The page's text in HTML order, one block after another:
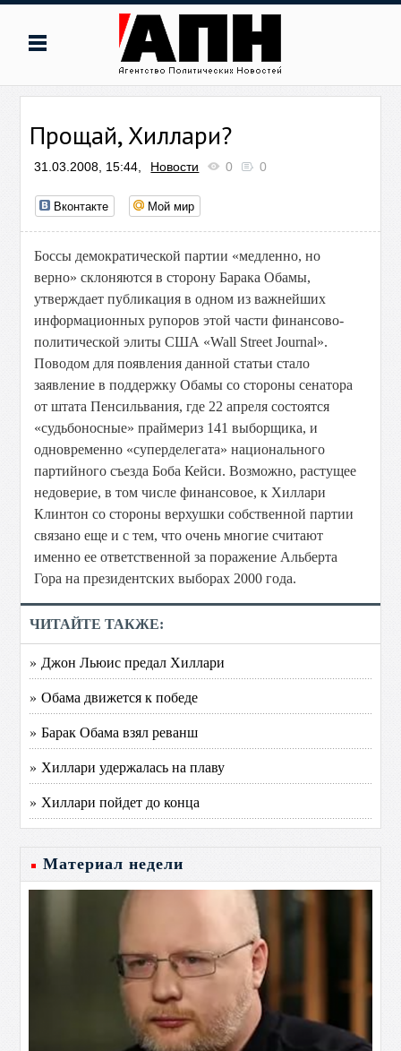
Прощай, Хиллари?
31.03.2008, 15:44, Новости 0 0
Вконтакте Мой мир
Боссы демократической партии «медленно, но
верно» склоняются в сторону Барака Обамы,
утверждает публикация в одном из важнейших
информационных рупоров этой части финансово-
политической элиты США «Wall Street Journal».
Поводом для появления данной статьи стало
заявление в поддержку Обамы со стороны сенатора
от штата Пенсильвания, где 22 апреля состоятся
«судьбоносные» праймериз 141 выборщика, и
одновременно «суперделегата» национального
партийного съезда Боба Кейси. Возможно, растущее
недоверие, в том числе финансовое, к Хиллари
Клинтон со стороны верхушки собственной партии
связано еще и с тем, что очень многие считают
именно ее ответственной за поражение Альберта
Гора на президентских выборах 2000 года.
ЧИТАЙТЕ ТАКЖЕ:
» Джон Льюис предал Хиллари
» Обама движется к победе
» Барак Обама взял реванш
» Хиллари удержалась на плаву
» Хиллари пойдет до конца
Материал недели